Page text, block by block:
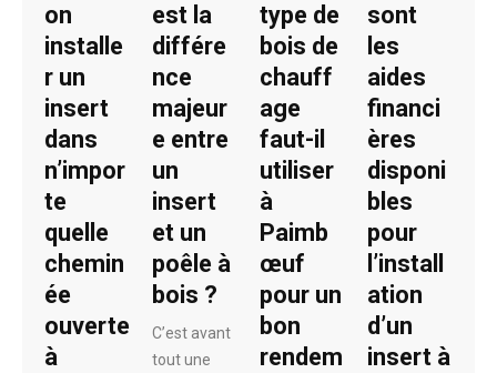
on
installe
r un
insert
dans
n’impor
te
quelle
chemin
ée
ouverte
à
est la
différe
nce
majeur
e entre
un
insert
et un
poêle à
bois ?
C’est avant
tout une
type de
bois de
chauff
age
faut-il
utiliser
à
Paimb
œuf
pour un
bon
rendem
sont
les
aides
financi
ères
disponi
bles
pour
l’install
ation
d’un
insert à